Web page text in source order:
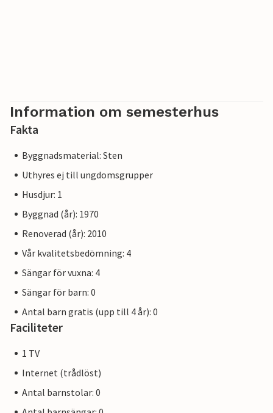
Information om semesterhus
Fakta
Byggnadsmaterial: Sten
Uthyres ej till ungdomsgrupper
Husdjur: 1
Byggnad (år): 1970
Renoverad (år): 2010
Vår kvalitetsbedömning: 4
Sängar för vuxna: 4
Sängar för barn: 0
Antal barn gratis (upp till 4 år): 0
Faciliteter
1 TV
Internet (trådlöst)
Antal barnstolar: 0